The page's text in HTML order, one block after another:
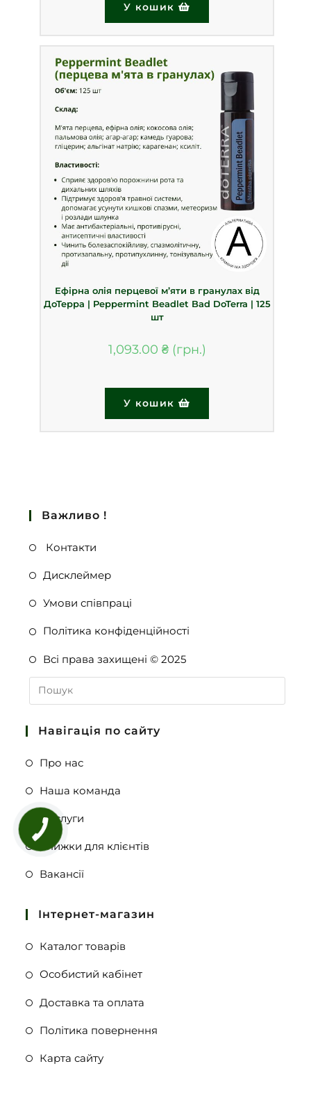
У кошик
Ефірна олія перцевої м’яти в гранулах від
ДоТерра | Peppermint Beadlet Bad DoTerra | 125
шт
1,093.00 ₴
У кошик
Важливо !
Контакти
Дисклеймер
Умови співпраці
Політика конфіденційності
Всі права захищені © 2025
Навігація по сайту
Про нас
Наша команда
Послуги
Знижки для клієнтів
Вакансії
Інтернет-магазин
Каталог товарів
Особистий кабінет
Доставка та оплата
Політика повернення
Карта сайту